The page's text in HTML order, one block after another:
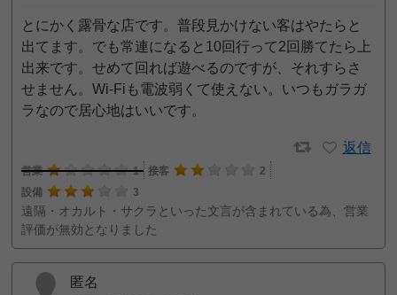
とにかく露骨な店です。普段見かけない客はやたらと
出てます。でも常連になると10回行って2回勝てたら上
出来です。せめて回れば遊べるのですが、それすらさ
せません。Wi-Fiも電波弱くて使えない。いつもガラガ
ラなので居心地はいいです。
返信
営業 1 接客
2
設備
3
遠隔・オカルト・サクラといった文言が含まれている為、営業
評価が無効となりました
匿名